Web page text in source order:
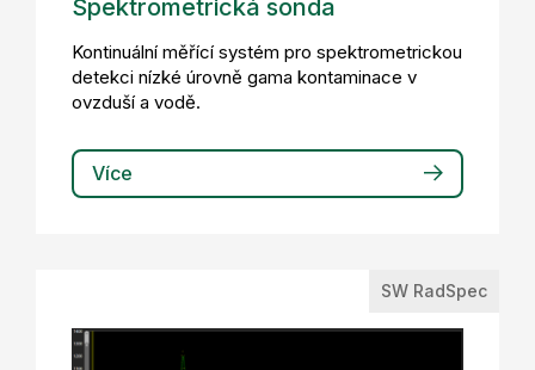
Spektrometrická sonda
Kontinuální měřící systém pro spektrometrickou
detekci nízké úrovně gama kontaminace v
ovzduší a vodě.
Více
SW RadSpec